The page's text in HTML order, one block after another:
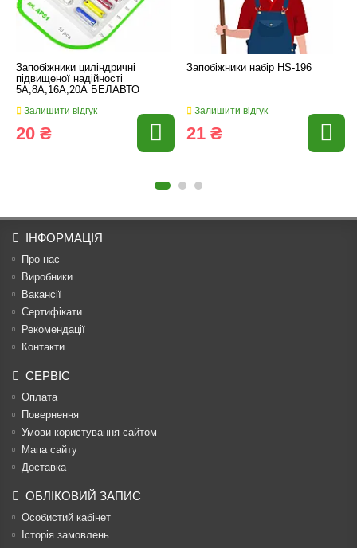
Запобіжники циліндричні
підвищеної надійності
5А,8А,16А,20А БЕЛАВТО
Залишити відгук
20 ₴
Запобіжники набір HS-196
Залишити відгук
21 ₴
ІНФОРМАЦІЯ
Про нас
Виробники
Вакансії
Сертифікати
Рекомендації
Контакти
СЕРВІС
Оплата
Повернення
Умови користування сайтом
Мапа сайту
Доставка
ОБЛІКОВИЙ ЗАПИС
Особистий кабінет
Історія замовлень